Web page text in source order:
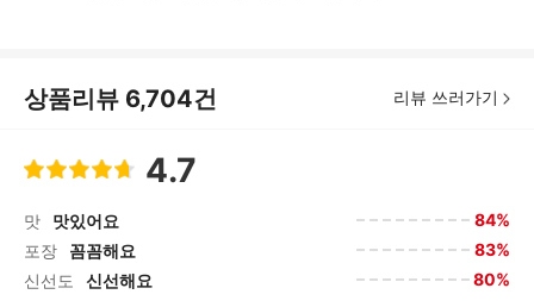
상품리뷰 6,704건 리뷰 쓰러가기
4.7
맛 맛있어요
84%
포장
꼼꼼해요
83%
신선도
신선해요 80%